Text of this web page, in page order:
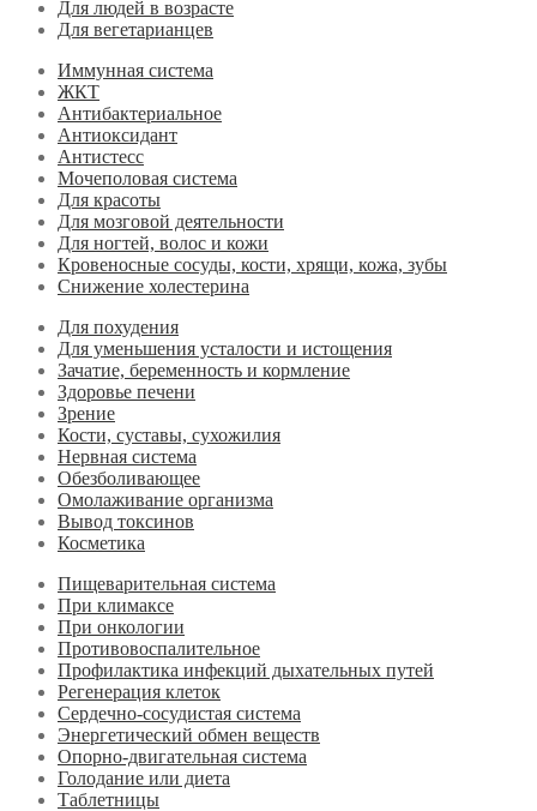
Для людей в возрасте
Для вегетарианцев
Иммунная система
ЖКТ
Антибактериальное
Антиоксидант
Антистесс
Мочеполовая система
Для красоты
Для мозговой деятельности
Для ногтей, волос и кожи
Кровеносные сосуды, кости, хрящи, кожа, зубы
Снижение холестерина
Для похудения
Для уменьшения усталости и истощения
Зачатие, беременность и кормление
Здоровье печени
Зрение
Кости, суставы, сухожилия
Нервная система
Обезболивающее
Омолаживание организма
Вывод токсинов
Косметика
Пищеварительная система
При климаксе
При онкологии
Противовоспалительное
Профилактика инфекций дыхательных путей
Регенерация клеток
Сердечно-сосудистая система
Энергетический обмен веществ
Опорно-двигательная система
Голодание или диета
Таблетницы